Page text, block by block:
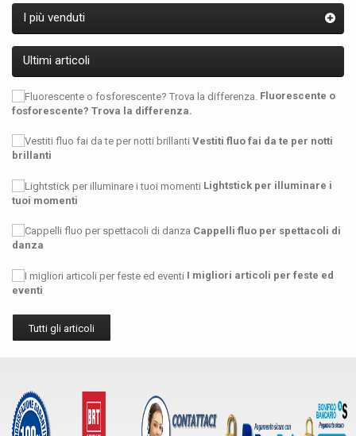
I più venduti
Ultimi articoli
Fluorescente o
fosforescente? Trova la differenza.
Vestiti fluo fai da te per notti
brillanti
Lightstick per illuminare i
tuoi momenti
Cappelli fluo per spettacoli di
danza
I migliori articoli per feste ed
eventi
Tutti gli articoli